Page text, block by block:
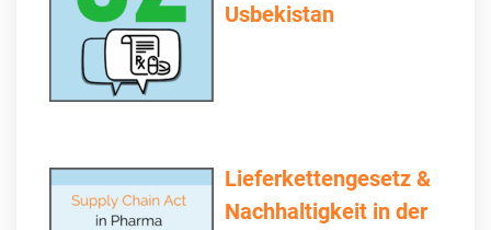
Usbekistan
Lieferkettengesetz &
Nachhaltigkeit in der